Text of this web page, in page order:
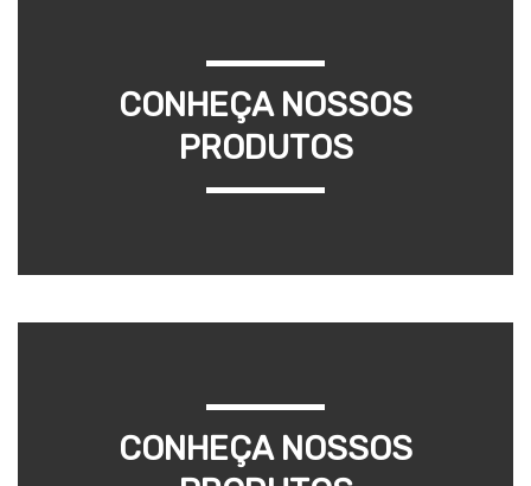
CONHEÇA NOSSOS
PRODUTOS
CONHEÇA NOSSOS